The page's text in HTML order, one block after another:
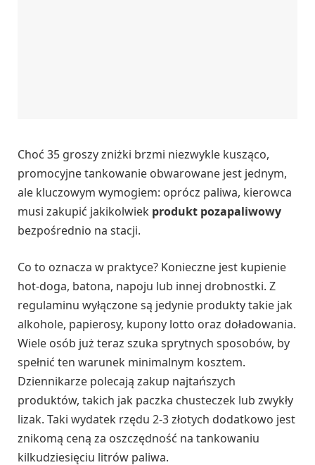
Choć 35 groszy zniżki brzmi niezwykle kusząco,
promocyjne tankowanie obwarowane jest jednym,
ale kluczowym wymogiem: oprócz paliwa, kierowca
musi zakupić jakikolwiek produkt pozapaliwowy
bezpośrednio na stacji.
Co to oznacza w praktyce? Konieczne jest kupienie
hot-doga, batona, napoju lub innej drobnostki. Z
regulaminu wyłączone są jedynie produkty takie jak
alkohole, papierosy, kupony lotto oraz doładowania.
Wiele osób już teraz szuka sprytnych sposobów, by
spełnić ten warunek minimalnym kosztem.
Dziennikarze polecają zakup najtańszych
produktów, takich jak paczka chusteczek lub zwykły
lizak. Taki wydatek rzędu 2-3 złotych dodatkowo jest
znikomą ceną za oszczędność na tankowaniu
kilkudziesięciu litrów paliwa.